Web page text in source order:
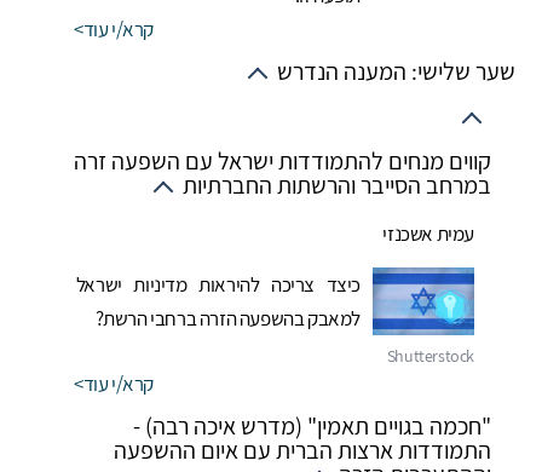
קרא/י עוד
שער שלישי: המענה הנדרש
קווים מנחים להתמודדות ישראל עם השפעה זרה
במרחב הסייבר והרשתות החברתיות
עמית אשכנזי
כיצד צריכה להיראות מדיניות ישראל
למאבק בהשפעה הזרה ברחבי הרשת?
קרא/י עוד
"חכמה בגויים תאמין" (מדרש איכה רבה) -
התמודדות ארצות הברית עם איום ההשפעה